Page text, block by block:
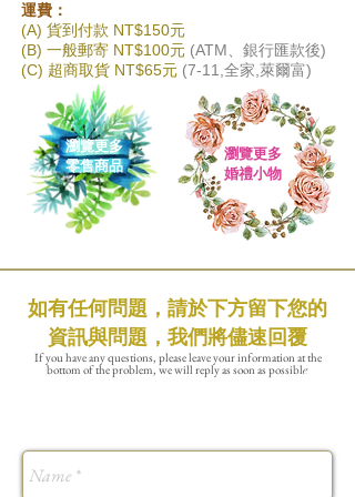
運費：
(A) 貨到付款 NT$150元
(B) 一般郵寄 NT$100元 (ATM、銀行匯款後)
(C) 超商取貨 NT$65元 (7-11,全家,萊爾富)
瀏覽更多
零售商品
瀏覽更多
婚禮小物
如有任何問題，請於下方留下您的
資訊與問題，我們將儘速回覆
If you have any questions, please leave your information at the
bottom of the problem, we will reply as soon as possible